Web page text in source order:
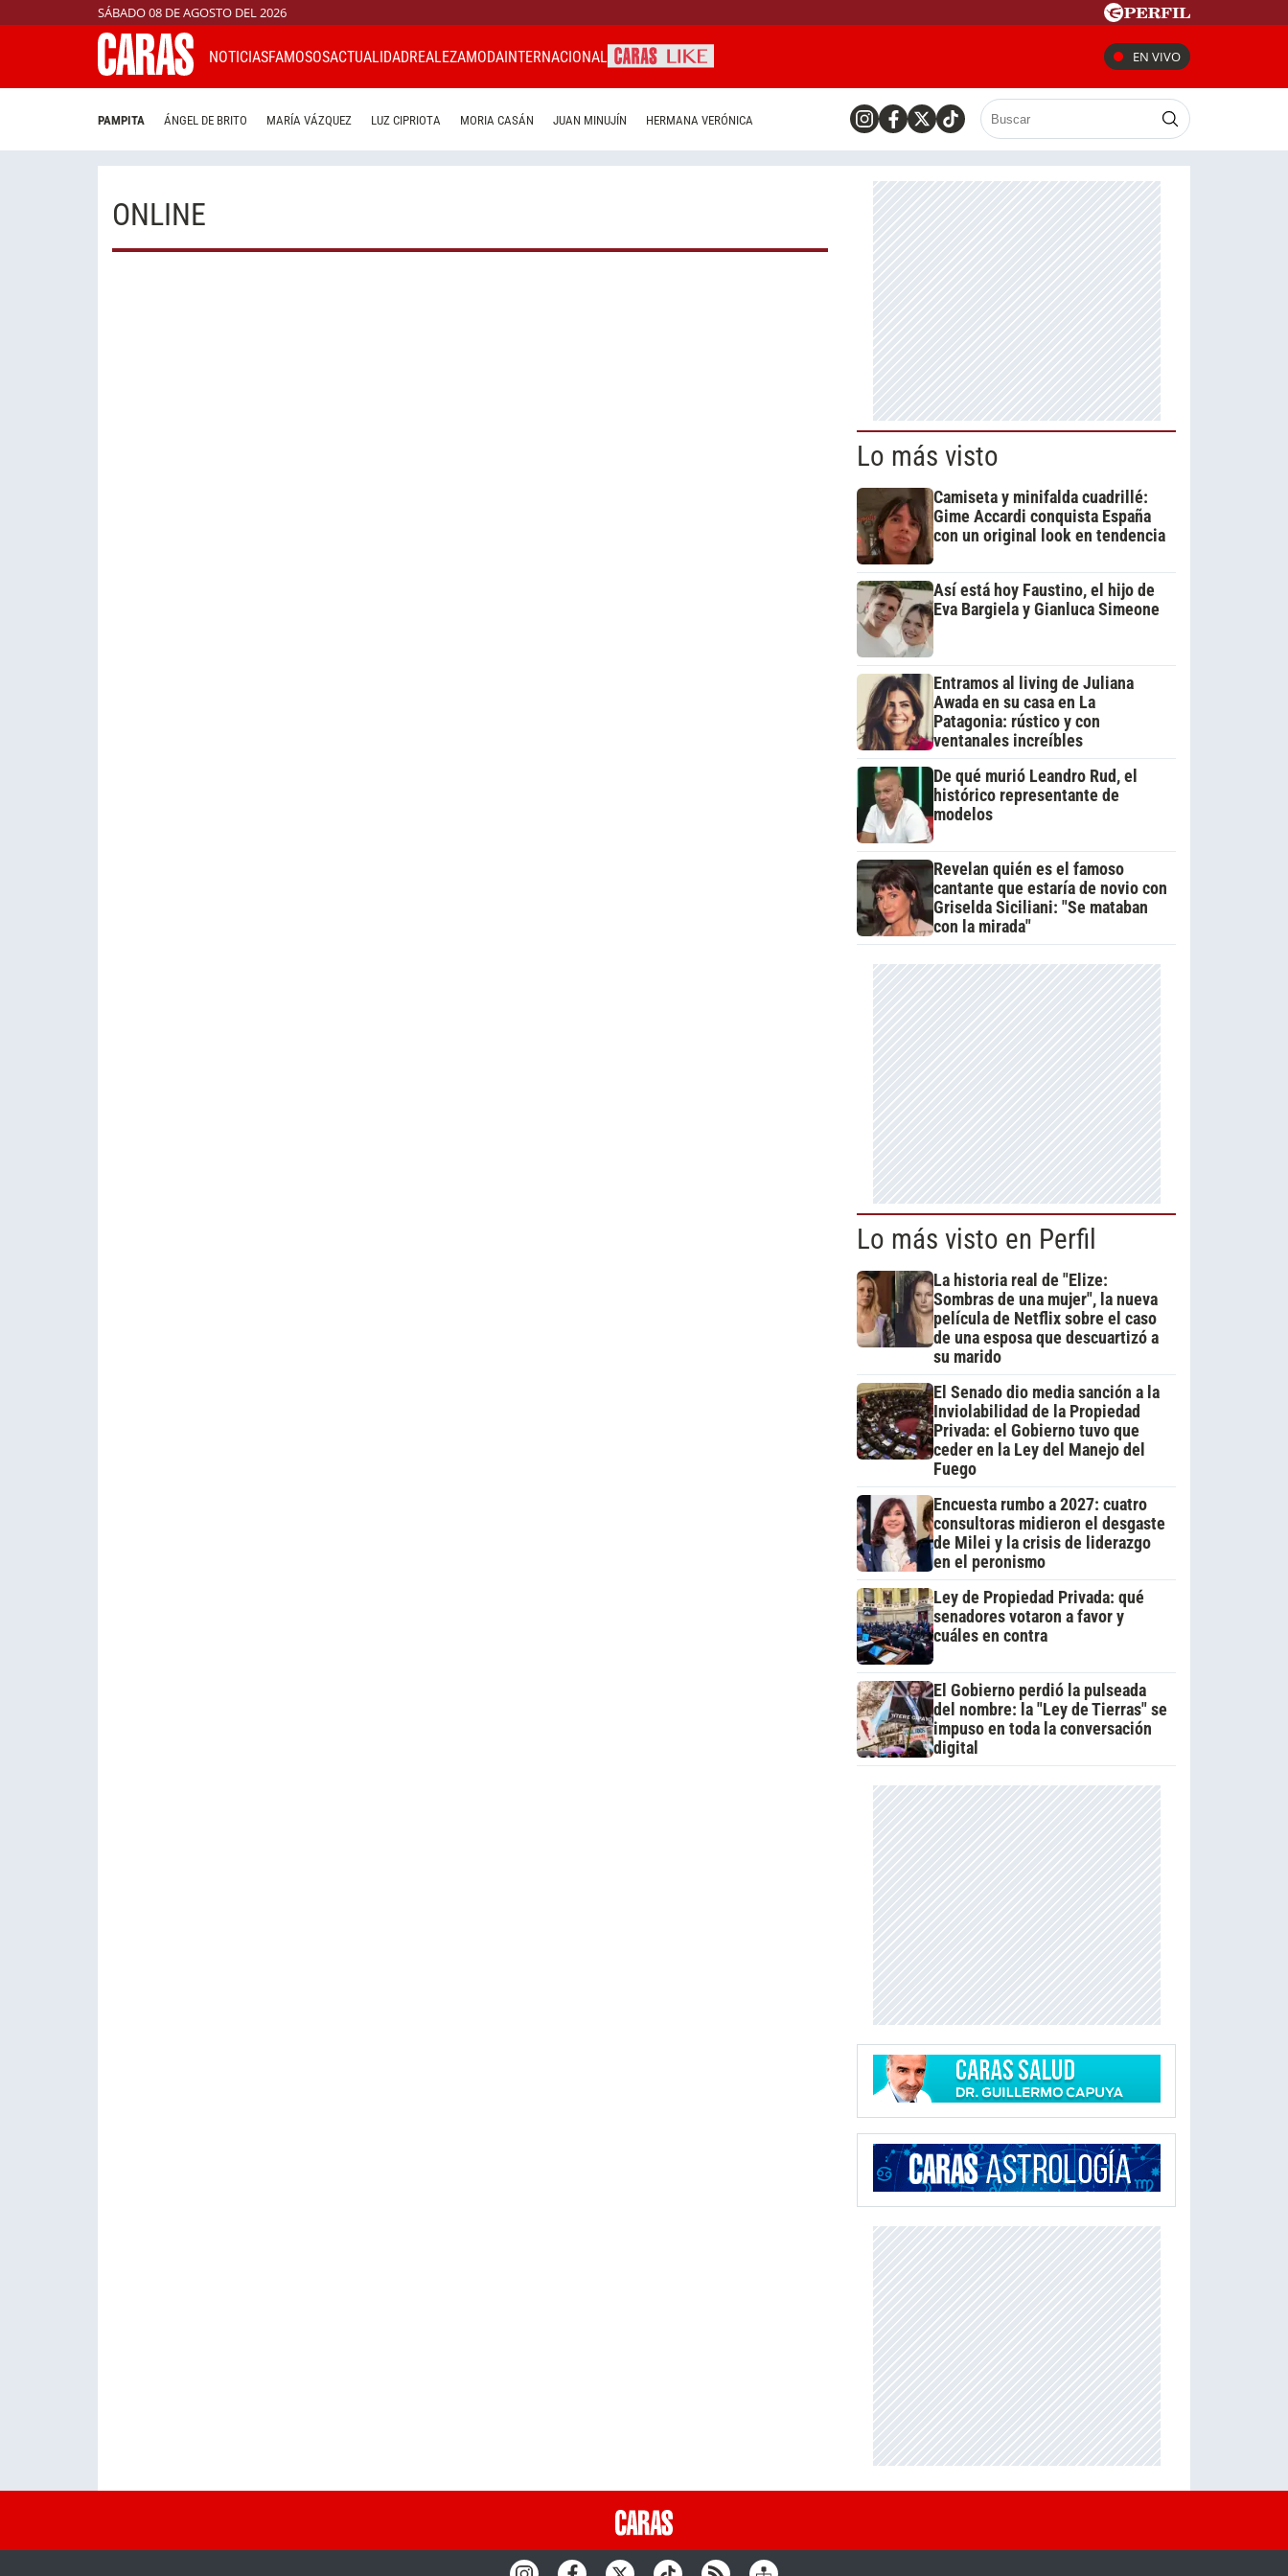
SÁBADO 08 DE AGOSTO DEL 2026
NOTICIASFAMOSOSACTUALIDADREALEZAMODAINTERNACIONAL EN VIVO
PAMPITA ÁNGEL DE BRITO MARÍA VÁZQUEZ LUZ CIPRIOTA MORIA CASÁN JUAN MINUJÍN HERMANA VERÓNICA
ONLINE
Lo más visto
Camiseta y minifalda cuadrillé:
Gime Accardi conquista España
con un original look en tendencia
Así está hoy Faustino, el hijo de
Eva Bargiela y Gianluca Simeone
Entramos al living de Juliana
Awada en su casa en La
Patagonia: rústico y con
ventanales increíbles
De qué murió Leandro Rud, el
histórico representante de
modelos
Revelan quién es el famoso
cantante que estaría de novio con
Griselda Siciliani: "Se mataban
con la mirada"
Lo más visto en Perfil
La historia real de "Elize:
Sombras de una mujer", la nueva
película de Netflix sobre el caso
de una esposa que descuartizó a
su marido
El Senado dio media sanción a la
Inviolabilidad de la Propiedad
Privada: el Gobierno tuvo que
ceder en la Ley del Manejo del
Fuego
Encuesta rumbo a 2027: cuatro
consultoras midieron el desgaste
de Milei y la crisis de liderazgo
en el peronismo
Ley de Propiedad Privada: qué
senadores votaron a favor y
cuáles en contra
El Gobierno perdió la pulseada
del nombre: la "Ley de Tierras" se
impuso en toda la conversación
digital